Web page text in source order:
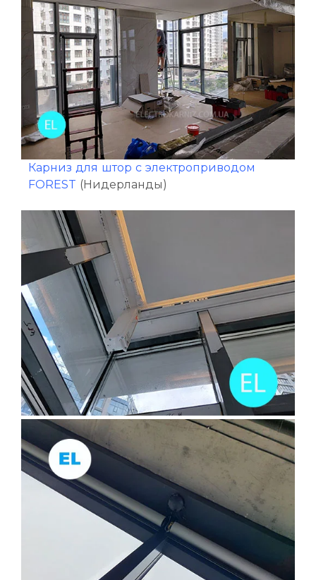
Карниз для штор с электроприводом
FOREST (Нидерланды)